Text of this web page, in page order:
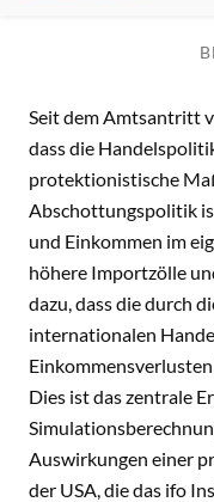
Seit dem Amtsantritt
dass die
protektionistische
Abschottungspolitik
und Einkommen im
höhere Importzölle
dazu, dass die durch
internationalen
Dies ist das zentrale
Auswirkungen einer
der USA, die das ifo